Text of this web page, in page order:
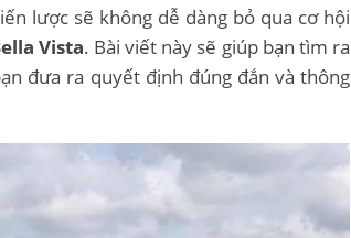
lược sẽ không dễ dàng bỏ qua cơ hội
Vista. Bài viết này sẽ giúp bạn tìm ra
đưa ra quyết định đúng đắn và thông